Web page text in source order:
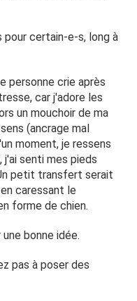
certain-e-s, long à
personne crie après
car j'adore les
un mouchoir de ma
(ancrage mal
moment, je ressens
j'ai senti mes pieds
petit transfert serait
caressant le
forme de chien.
bonne idée.
pas à poser des